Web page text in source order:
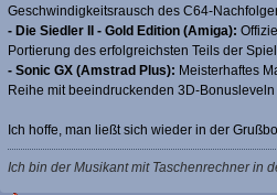
Geschwindigkeitsrausch des C64-
- Die Siedler II - Gold Edition (Amiga):
Portierung des erfolgreichsten Teils der
- Sonic GX (Amstrad Plus): Meisterhaftes
Reihe mit beeindruckenden 3D-Bonusleveln
Ich hoffe, man ließt sich wieder in der
Ich bin der Musikant mit Taschenrechner in